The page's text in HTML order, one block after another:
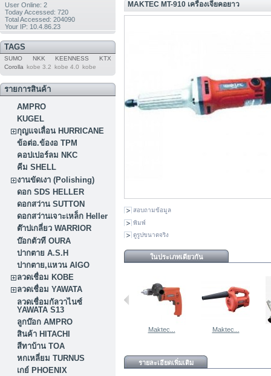
User Online: 2
Today Accessed: 720
Total Accessed: 204090
Your IP: 10.4.86.23
TAGS
SUMO NKK KEENNESS
KTX
Corolla kobe 3.2 kobe 4.0 kobe
รายการสินค้า
AMPRO
KUGEL
กุญแจเลื่อน HURRICANE
ข้อต่อ.ข้องอ TPM
คอปเปอร์ลม NKC
คีม SHELL
งานขัดเงา (Polishing)
ดอก SDS HELLER
ดอกสว่าน SUTTON
ดอกสว่านเจาะเหล็ก Heller
ต๊าปเกลี่ยว WARRIOR
บ๊อกตัวที OURA
ปากตาย A.S.H
ปากตาย,แหวน AIGO
ลวดเชื่อม KOBE
ลวดเชื่อม YAWATA
ลวดเชื่อมกัลวาไนซ์
YAWATA S13
ลูกบ๊อก AMPRO
สินค้า HITACHI
สีทาบ้าน TOA
หกเหลี่ยม TURNUS
เกย์ PHOENIX
MAKTEC MT-910 เครื่องเจียคอยาว
สอบถามข้อมูล
พิมพ์
ดูรูปขนาดจริง
ในประเภทเดียวกัน
Maktec... Maktec...
รายละเอียดเพิ่มเติม